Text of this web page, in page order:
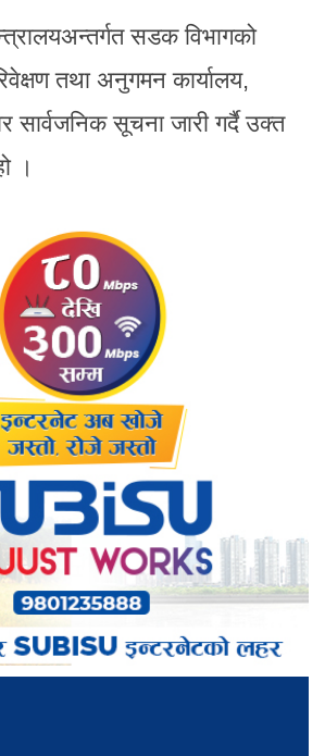
सडक विभागको
तथा अनुगमन कार्यालय,
सार्वजनिक सूचना जारी गर्दै उक्त
।